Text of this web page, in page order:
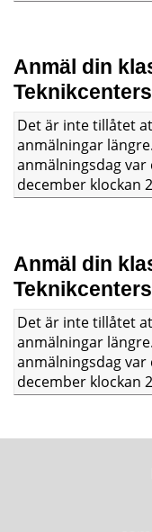
Anmäl din
Det är inte tillåtet
anmälningar
anmälningsdag var
december klockan
Anmäl din
Det är inte tillåtet
anmälningar
anmälningsdag var
december klockan